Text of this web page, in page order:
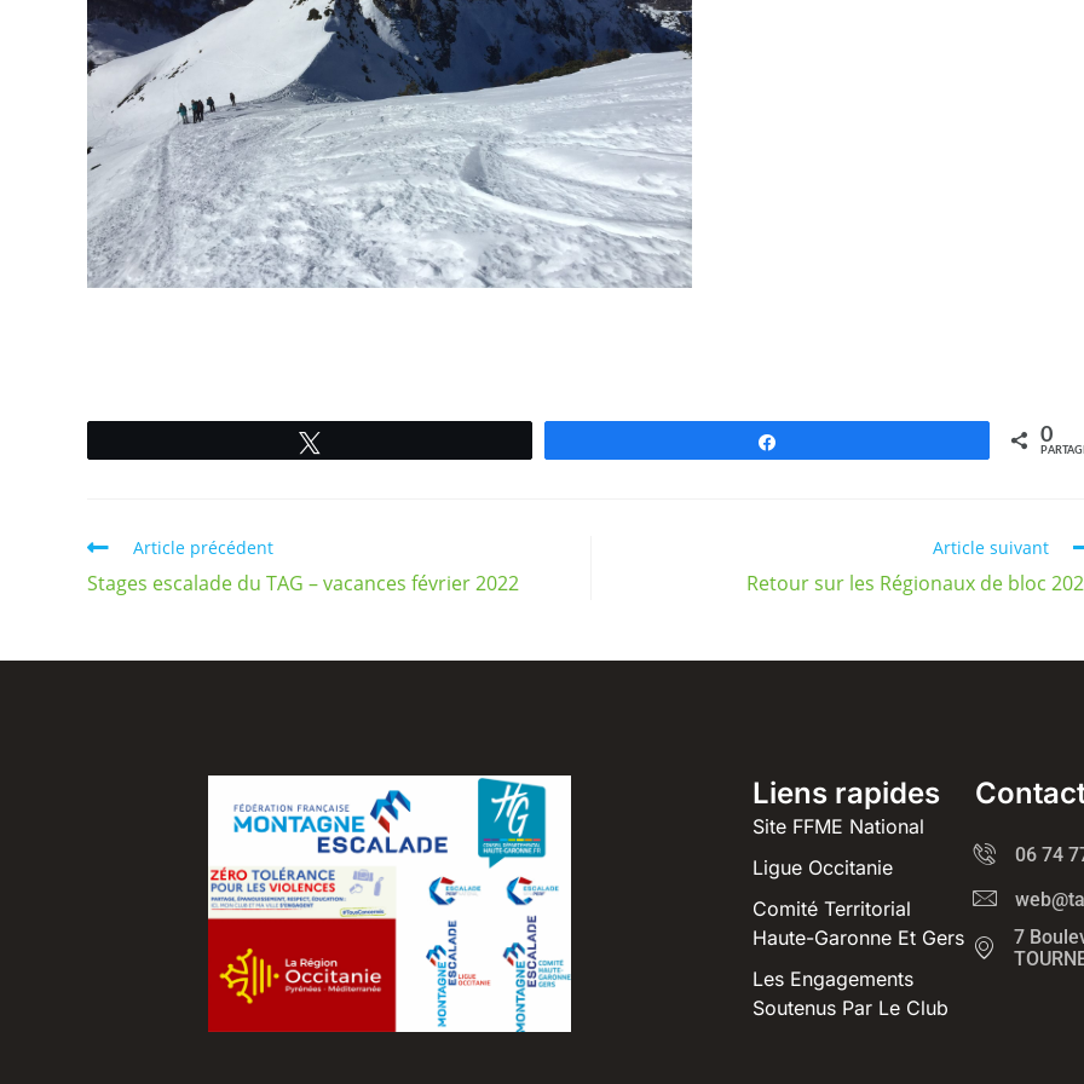
0
Article précédent
Stages escalade du TAG – vacances février 2022
Article suivant
Retour sur les Régionaux de bloc
Liens rapides
Site FFME National
Ligue Occitanie
Comité Territorial
Haute-Garonne Et Gers
Les Engagements
Soutenus Par Le Club
06 74
7